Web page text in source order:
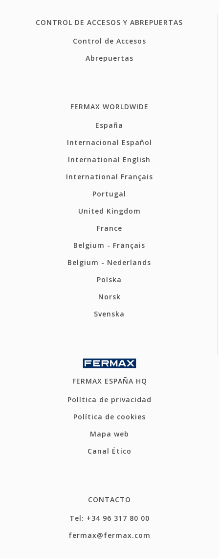
CONTROL DE ACCESOS Y ABREPUERTAS
Control de Accesos
Abrepuertas
FERMAX WORLDWIDE
España
Internacional Español
International English
International Français
Portugal
United Kingdom
France
Belgium - Français
Belgium - Nederlands
Polska
Norsk
Svenska
FERMAX ESPAÑA HQ
Política de privacidad
Política de cookies
Mapa web
Canal Ético
CONTACTO
Tel: +34 96 317 80 00
fermax@fermax.com